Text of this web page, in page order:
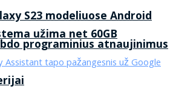
programinius atnaujinimus
S23 modeliuose Android
užima net 60GB